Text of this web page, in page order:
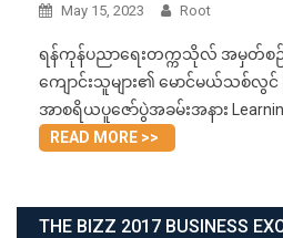
May 15, 2023 Root
ရန်ကုန်ပညာရေးတက္ကသိုလ် အမှတ်စဉ်(
ကျောင်းသူများ၏ မောင်မယ်သစ်
အာစရိယပူဇော်ပွဲအခမ်းအနား
READ MORE >>
THE BIZZ 2017 BUSINESS